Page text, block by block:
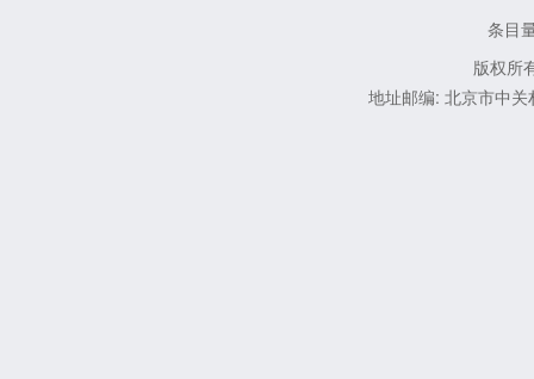
条目
版权所
地址邮编: 北京市中